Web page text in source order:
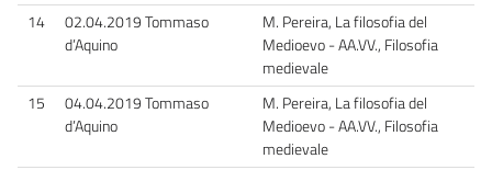
14
02.04.2019 Tommaso
d’Aquino
M. Pereira, La filosofia del
Medioevo - AA.VV., Filosofia
medievale
15
04.04.2019 Tommaso
d’Aquino
M. Pereira, La filosofia del
Medioevo - AA.VV., Filosofia
medievale